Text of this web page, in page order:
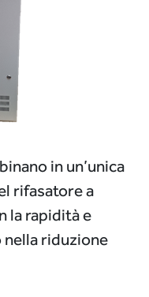
in un’unica
rifasatore a
la rapidità e
riduzione